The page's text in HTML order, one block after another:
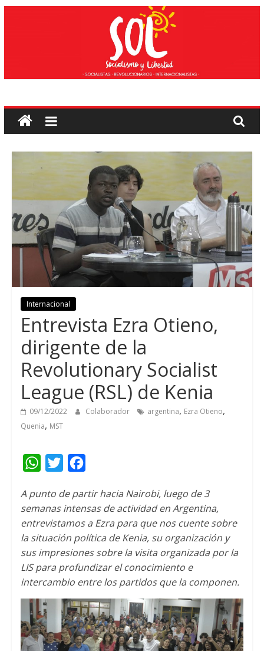
Socialismo
e
liberdade
Internacional
Entrevista Ezra Otieno,
dirigente de la
Revolutionary Socialist
League (RSL) de Kenia
09/12/2022 Colaborador argentina, Ezra Otieno,
Quenia, MST
W
a
t
s
A
p
p
i
t
t
e
r
c
e
b
o
o
k
A punto de partir hacia Nairobi, luego de3
semanas intensas de actividad en Argentina,
entrevistamos a Ezra para que nos cuente sobre
la situación política de Kenia, su organización y
sus impresiones sobre la visita organizada por la
LIS para profundizar el conocimiento e
intercambio entre los partidos que la componen.